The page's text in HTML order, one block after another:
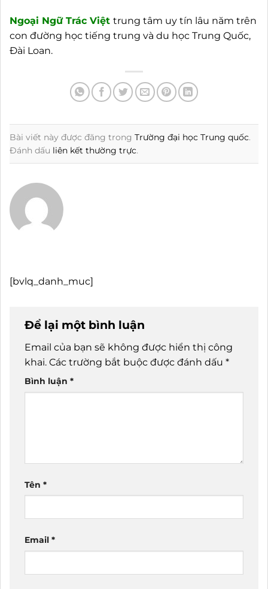
Ngoại Ngữ Trác Việt trung tâm uy tín lâu năm trên
con đường học tiếng trung và du học Trung Quốc,
Đài Loan.
Bài viết này được đăng trong Trường đại học Trung quốc.
Đánh dấu liên kết thường trực.
[bvlq_danh_muc]
Để lại một bình luận
Email của bạn sẽ không được hiển thị công
khai. Các trường bắt buộc được đánh dấu *
Bình luận *
Tên *
Email *